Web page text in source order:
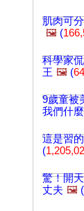
肌肉可
🖼️ (
科學家
王 🖼️ (
9歲童被
我們什麼
這是習
(
驚！開
丈夫 🖼️ (